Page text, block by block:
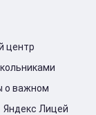
центр
о важном
Яндекс Лицей